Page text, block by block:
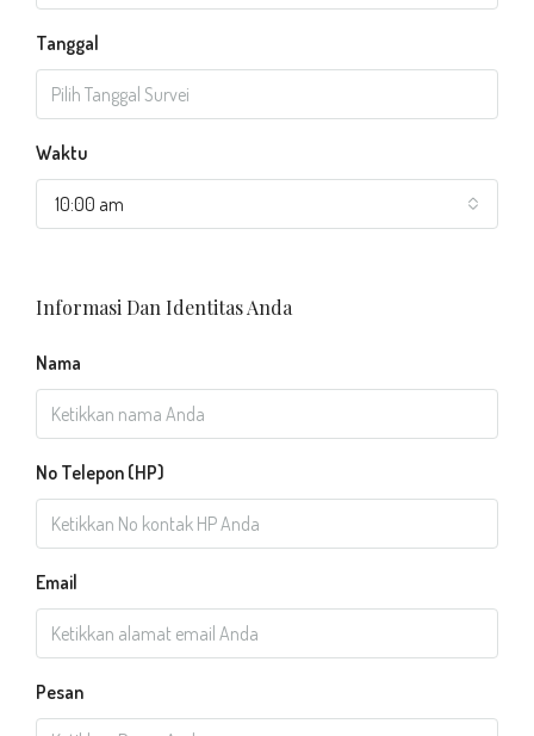
Tanggal
Waktu
10:00 am
Informasi Dan Identitas Anda
Nama
No Telepon (HP)
Email
Pesan